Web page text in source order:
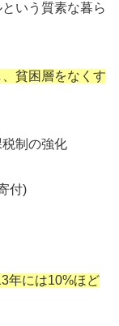
いう質素な暮ら
貧困層をなくす
税制の強化
付)
年には10%ほど